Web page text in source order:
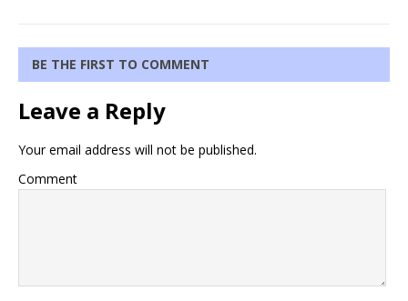
BE THE FIRST TO COMMENT
Leave a Reply
Your email address will not be published.
Comment